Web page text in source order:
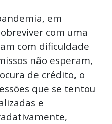
em
com uma
com dificuldade
não esperam,
de crédito, o
que se tentou
e